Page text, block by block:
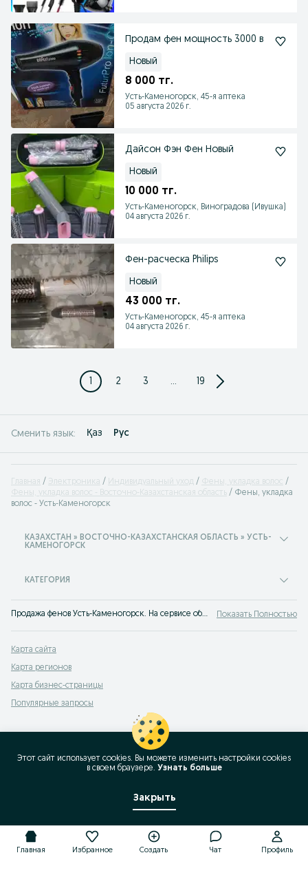
Продам фен мощность 3000 в
Новый
8 000 тг.
Усть-Каменогорск, 45-я аптека
05 августа 2026 г.
Дайсон Фэн Фен Новый
Новый
10 000 тг.
Усть-Каменогорск, Виноградова (Ивушка)
04 августа 2026 г.
Фен-расческа Philips
Новый
43 000 тг.
Усть-Каменогорск, 45-я аптека
04 августа 2026 г.
1 2 3 ... 19
Сменить язык: Қаз Рус
Главная Электроника Индивидуальный уход
Фены, укладка волос
Фены, укладка волос - Восточно-Казахстанская область
Фены, укладка
волос - Усть-Каменогорск
КАЗАХСТАН » ВОСТОЧНО-КАЗАХСТАНСКАЯ ОБЛАСТЬ » УСТЬ-
КАМЕНОГОРСК
КАТЕГОРИЯ
Продажа фенов Усть-Каменогорск. На сервисе объявлений OLX.kz Усть-Каменогорск легко и быстро можно купить профессиональный фен б/у. Покупай лучшую технику для индивидуального ухода на OLX.kz! Показать Полностью
Карта сайта
Карта регионов
Карта бизнес-страницы
Популярные запросы
Главная Избранное Создать Чат Профиль
Этот сайт использует cookies. Вы можете изменить настройки cookies
в своeм браузере. Узнать больше
Закрыть